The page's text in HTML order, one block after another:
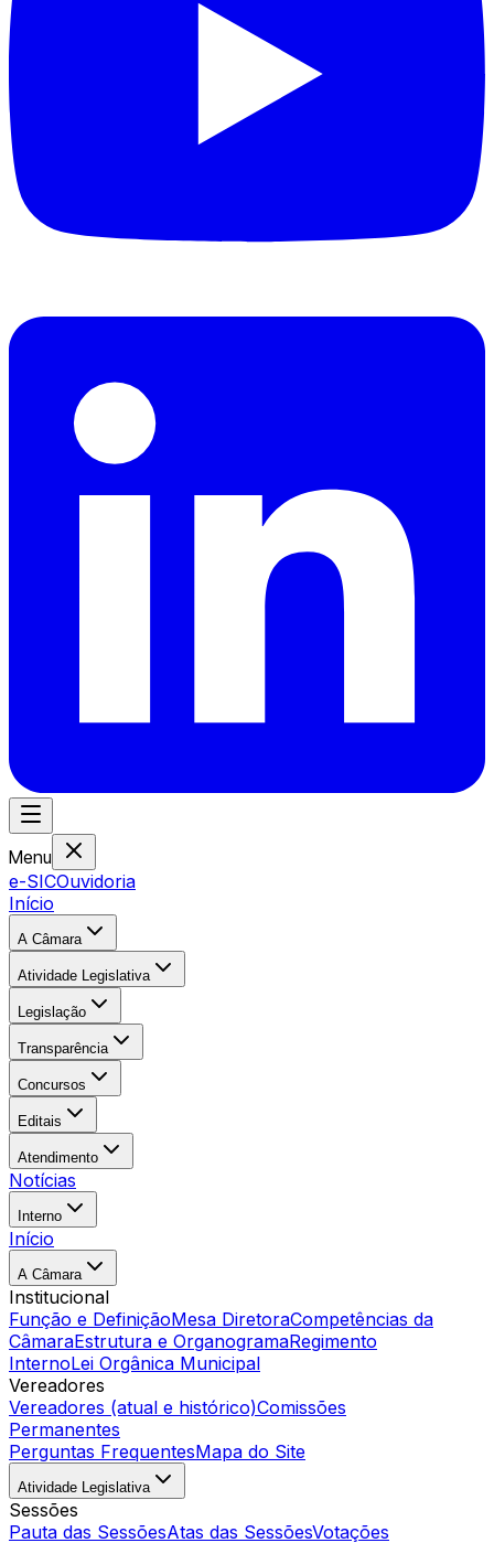
Menu
e-SICOuvidoria
Início
A Câmara
Atividade Legislativa
Legislação
Transparência
Concursos
Editais
Atendimento
Notícias
Interno
Início
A Câmara
Institucional
Função e DefiniçãoMesa DiretoraCompetências da
CâmaraEstrutura e OrganogramaRegimento
InternoLei Orgânica Municipal
Vereadores
Vereadores (atual e histórico)Comissões
Permanentes
Perguntas FrequentesMapa do Site
Atividade Legislativa
Sessões
Pauta das SessõesAtas das SessõesVotações